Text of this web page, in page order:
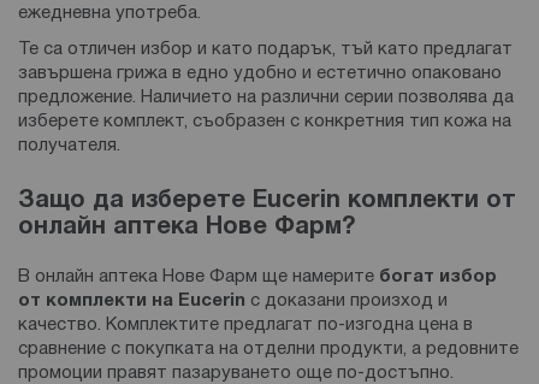
ежедневна употреба.
Те са отличен избор и като подарък, тъй като предлагат
завършена грижа в едно удобно и естетично опаковано
предложение. Наличието на различни серии позволява да
изберете комплект, съобразен с конкретния тип кожа на
получателя.
Защо да изберете Eucerin комплекти от
онлайн аптека Нове Фарм?
В онлайн аптека Нове Фарм ще намерите богат избор
от комплекти на Eucerin с доказани произход и
качество. Комплектите предлагат по-изгодна цена в
сравнение с покупката на отделни продукти, а редовните
промоции правят пазаруването още по-достъпно.